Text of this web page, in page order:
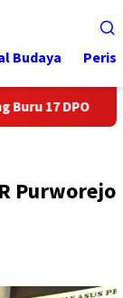
Budaya
Purworejo